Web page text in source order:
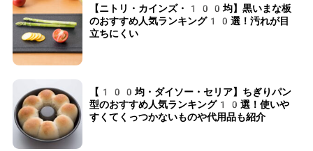
【ニトリ・カインズ・100均】黒いまな板
のおすすめ人気ランキング10選！汚れが目
立ちにくい
【100均・ダイソー・セリア】ちぎりパン
型のおすすめ人気ランキング10選！使いや
すくてくっつかないものや代用品も紹介